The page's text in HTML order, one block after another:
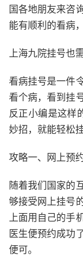
国各地朋友来咨
能有顺利的看病
上海九院挂号也
看病挂号是一件
看个病，看到挂
反正小编是这样
妙招，就能轻松
攻略一、网上预
随着我们国家的
够接受网上挂号
上面用自己的手
医生便预约成功
便可。